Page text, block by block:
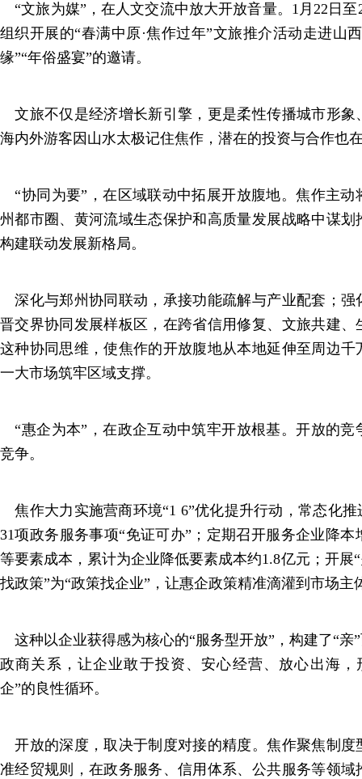
“文旅为媒”，在人文交流中放大开放音量。1月22日
组织开展的“春满中原·焦作过年”文旅推介活动走进山
缘”“年俗盛宴”的邀请。
文旅不仅是经济增长新引擎，更是柔性传播城市形象
海内外游客因山水太极记住焦作，潜在的投资与合作也
“协同为要”，在区域联动中拓展开放腹地。焦作主动
州都市圈、黄河流域生态保护和高质量发展战略中谋
构建联动发展新格局。
深化与郑州协同联动，承接功能疏解与产业配套；强
晋交界协同发展样板区，在跨省信用修复、文旅共建
这种协同思维，使焦作的开放腹地从本地延伸至周边
一大市场筑牢区域支撑。
“惠企为本”，在政企互动中筑牢开放根基。开放的竞
竞争。
焦作大力实施营商环境“1 6”优化提升行动，常态化推
31项政务服务事项“免证可办”；定期召开服务企业降
等要素成本，累计为企业降低要素成本约1.8亿元；开展
找政策”为“政策找企业”，让惠企政策精准滴灌到市场主
这种以企业获得感为核心的“服务型开放”，构建了“亲
政商关系，让企业敢于投资、安心经营、放心出海，
企”的良性循环。
开放的深度，取决于制度对接的精度。焦作聚焦制度
准经贸规则，在政务服务、信用体系、公共服务等领